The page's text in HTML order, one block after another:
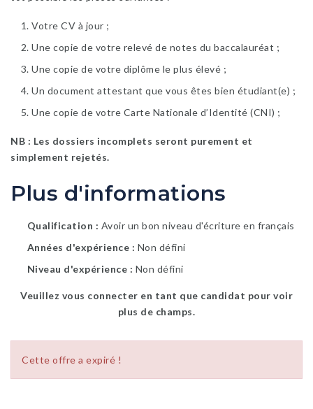
Votre CV à jour ;
Une copie de votre relevé de notes du baccalauréat ;
Une copie de votre diplôme le plus élevé ;
Un document attestant que vous êtes bien étudiant(e) ;
Une copie de votre Carte Nationale d’Identité (CNI) ;
NB : Les dossiers incomplets seront purement et
simplement rejetés.
Plus d'informations
Qualification
Avoir un bon niveau d'écriture en français
Années d'expérience
Non défini
Niveau d'expérience
Non défini
Veuillez vous connecter en tant que candidat pour voir
plus de champs.
Cette offre a expiré !